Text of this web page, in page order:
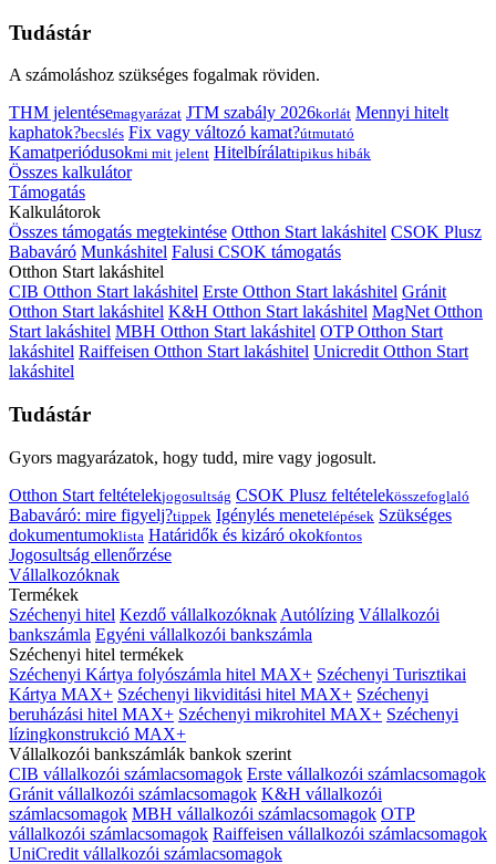
Tudástár
A számoláshoz szükséges fogalmak röviden.
THM jelentésemagyarázat JTM szabály 2026korlát Mennyi hitelt
kaphatok?becslés Fix vagy változó kamat?útmutató
Kamatperiódusokmi mit jelent Hitelbírálattipikus hibák
Összes kalkulátor
Támogatás
Kalkulátorok
Összes támogatás megtekintése Otthon Start lakáshitel CSOK Plusz
Babaváró Munkáshitel Falusi CSOK támogatás
Otthon Start lakáshitel
CIB Otthon Start lakáshitel Erste Otthon Start lakáshitel Gránit
Otthon Start lakáshitel K&H Otthon Start lakáshitel MagNet Otthon
Start lakáshitel MBH Otthon Start lakáshitel OTP Otthon Start
lakáshitel Raiffeisen Otthon Start lakáshitel Unicredit Otthon Start
lakáshitel
Tudástár
Gyors magyarázatok, hogy tudd, mire vagy jogosult.
Otthon Start feltételekjogosultság CSOK Plusz feltételekösszefoglaló
Babaváró: mire figyelj?tippek Igénylés menetelépések Szükséges
dokumentumoklista Határidők és kizáró okokfontos
Jogosultság ellenőrzése
Vállalkozóknak
Termékek
Széchenyi hitel Kezdő vállalkozóknak Autólízing Vállalkozói
bankszámla Egyéni vállalkozói bankszámla
Széchenyi hitel termékek
Széchenyi Kártya folyószámla hitel MAX+ Széchenyi Turisztikai
Kártya MAX+ Széchenyi likviditási hitel MAX+ Széchenyi
beruházási hitel MAX+ Széchenyi mikrohitel MAX+ Széchenyi
lízingkonstrukció MAX+
Vállalkozói bankszámlák bankok szerint
CIB vállalkozói számlacsomagok Erste vállalkozói számlacsomagok
Gránit vállalkozói számlacsomagok K&H vállalkozói
számlacsomagok MBH vállalkozói számlacsomagok OTP
vállalkozói számlacsomagok Raiffeisen vállalkozói számlacsomagok
UniCredit vállalkozói számlacsomagok